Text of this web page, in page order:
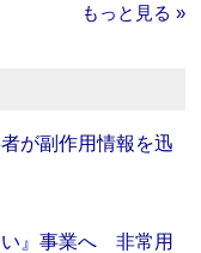
もっと見る »
が副作用情報を迅
い』事業へ 非常用